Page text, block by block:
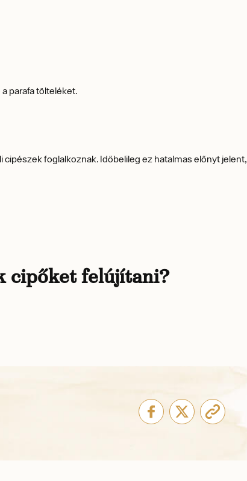
parafa tölteléket.
foglalkoznak. Időbelileg ez hatalmas előnyt jelent,
cipőket felújítani?